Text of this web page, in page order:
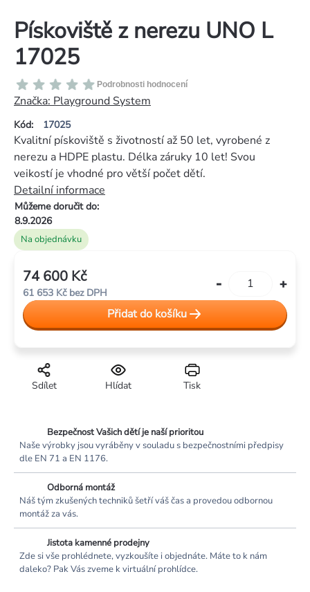
Pískoviště z nerezu UNO L
17025
Kód: 17025
Průměrné
hodnocení
produktu
je
5
hvězdiček.
Podrobnosti hodnocení
Značka: Playground System
Na objednávku
Můžeme doručit do:
8.9.2026
Kvalitní pískoviště s životností až 50 let, vyrobené z
nerezu a HDPE plastu. Délka záruky 10 let! Svou
veikostí je vhodné pro větší počet dětí.
Detailní informace
Tisk
Hlídat
Sdílet
74 600 Kč
61 653 Kč bez DPH
cena:
Přidat do košíku
Bezpečnost Vašich dětí je naší prioritou
Naše výrobky jsou vyráběny v souladu s bezpečnostními předpisy
dle EN 71 a EN 1176.
Odborná montáž
Náš tým zkušených techniků šetří váš čas a provedou odbornou
montáž za vás.
Jistota kamenné prodejny
Zde si vše prohlédnete, vyzkoušíte i objednáte. Máte to k nám
daleko? Pak Vás zveme k virtuální prohlídce.